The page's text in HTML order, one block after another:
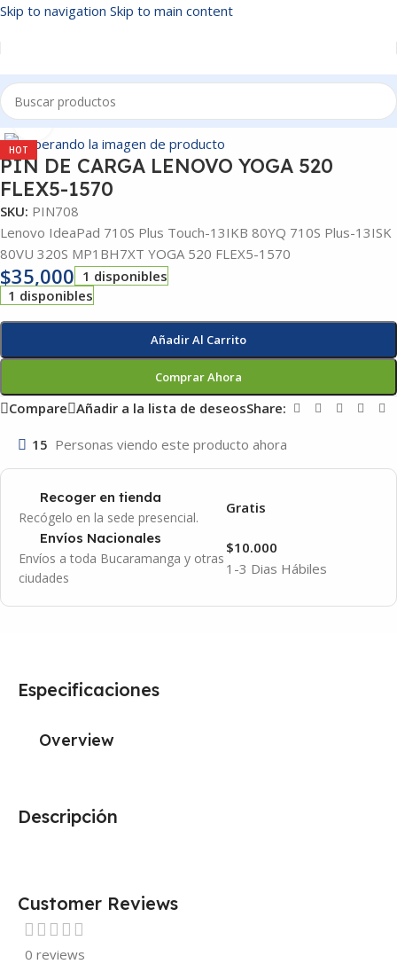
Skip to navigation Skip to main content
Inicio/PIN DE CARGA
HOT
Click to enlarge
PIN DE CARGA LENOVO YOGA 520
FLEX5-1570
SKU: PIN708
Lenovo IdeaPad 710S Plus Touch-13IKB 80YQ 710S Plus-13ISK
80VU 320S MP1BH7XT YOGA 520 FLEX5-1570
$35,000 1 disponibles
1 disponibles
Añadir Al Carrito
Comprar Ahora
Compare Añadir a la lista de deseosShare:
15 Personas viendo este producto ahora
Recoger en tienda
Recógelo en la sede presencial.
Gratis
Envíos Nacionales
Envíos a toda Bucaramanga y otras
ciudades
1-3 Dias Hábiles
$10.000
Descripción
Especificaciones
Overview
Customer Reviews
0 reviews